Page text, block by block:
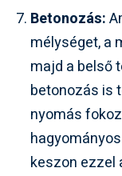
Betonozás:
mélységet, a
majd a belső
betonozás is
nyomás
keszon ezzel